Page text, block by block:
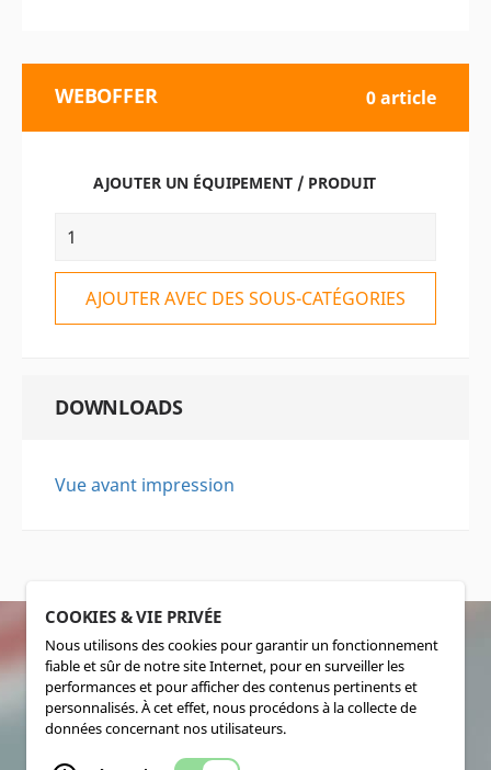
WEBOFFER 0 article
AJOUTER UN ÉQUIPEMENT / PRODUIT
AJOUTER AVEC DES SOUS-CATÉGORIES
DOWNLOADS
Vue avant impression
SOCIALMEDIA
COOKIES & VIE PRIVÉE
Nous utilisons des cookies pour garantir un fonctionnement
fiable et sûr de notre site Internet, pour en surveiller les
performances et pour afficher des contenus pertinents et
personnalisés. À cet effet, nous procédons à la collecte de
données concernant nos utilisateurs.